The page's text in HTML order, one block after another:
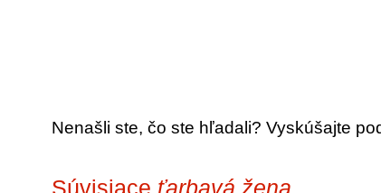
Nenašli ste, čo ste hľadali? Vyskúšajte
Súvisiace ťarbavá žena